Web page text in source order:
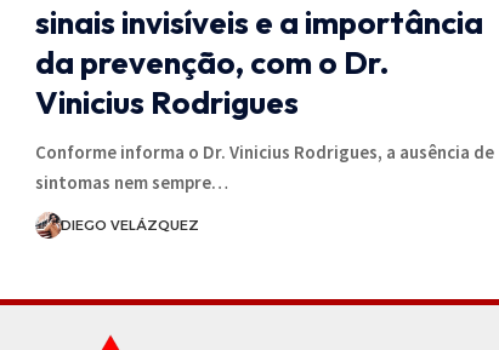
sinais invisíveis e a importância
da prevenção, com o Dr.
Vinicius Rodrigues
Conforme informa o Dr. Vinicius Rodrigues, a ausência de
sintomas nem sempre…
DIEGO VELÁZQUEZ